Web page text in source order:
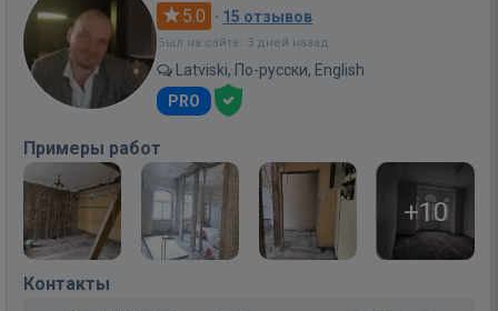
5.0 · 15 отзывов
Был на сайте: 3 дней назад
Latviski, По-русски, English
PRO
Примеры работ
+10
Контакты